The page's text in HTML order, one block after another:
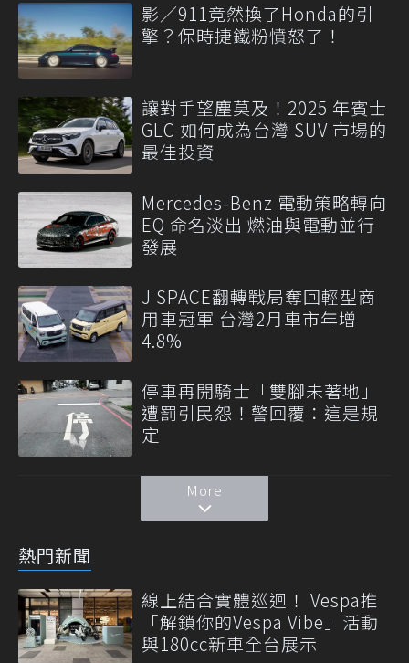
影／911竟然換了Honda的引
擎？保時捷鐵粉憤怒了！
讓對手望塵莫及！2025 年賓士
GLC 如何成為台灣 SUV 市場的
最佳投資
Mercedes-Benz 電動策略轉向
EQ 命名淡出 燃油與電動並行
發展
J SPACE翻轉戰局奪回輕型商
用車冠軍 台灣2月車市年增
4.8%
停車再開騎士「雙腳未著地」
遭罰引民怨！警回覆：這是規
定
More
熱門新聞
線上結合實體巡迴！ Vespa推
「解鎖你的Vespa Vibe」活動
與180cc新車全台展示